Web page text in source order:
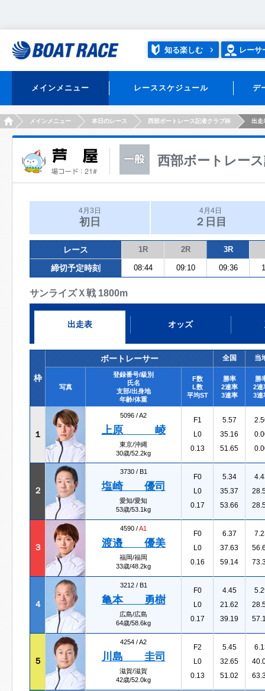
知る楽しむ レーサ
メインメニュー レーススケジュール デ
HOMEメインメニュー 本日のレース 西部ボートレース記者クラブ杯 出走
西部ボートレー
4月3日
初日
4月4日
２日目
レース 1R 2R 3R
締切予定時刻 08:44 09:10 09:36
サンライズＸ戦 1800m
出走表 オッズ
枠
ボートレーサー 全国 当
写真
登録番号/級別
氏名
支部/出身地
年齢/体重
F数
L数
平均ST
勝率
2連率
3連率
勝
2連
3連
１
5096 /A2
上原 崚
東京/沖縄
30歳/52.2kg
F1
L0
0.13
5.57
35.16
51.65
２
3730 / B1
塩崎 優司
愛知/愛知
53歳/53.1kg
F0
L0
0.17
5.34
35.37
53.66
３
4590 /A1
渡邉 優美
福岡/福岡
33歳/48.2kg
F0
L0
0.16
6.37
37.63
59.14
４
3212 / B1
亀本 勇樹
広島/広島
64歳/58.6kg
F0
L0
0.17
4.45
21.62
39.19
５
4254 /A2
川島 圭司
滋賀/滋賀
42歳/52.0kg
F2
L0
0.13
5.45
32.65
51.02